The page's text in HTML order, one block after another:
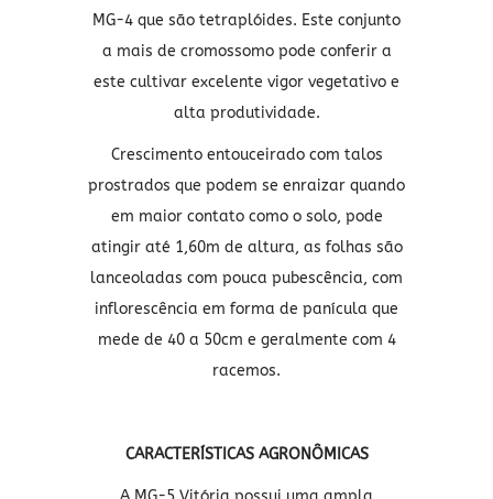
MG-4 que são tetraplóides. Este conjunto
a mais de cromossomo pode conferir a
este cultivar excelente vigor vegetativo e
alta produtividade.
Crescimento entouceirado com talos
prostrados que podem se enraizar quando
em maior contato como o solo, pode
atingir até 1,60m de altura, as folhas são
lanceoladas com pouca pubescência, com
inflorescência em forma de panícula que
mede de 40 a 50cm e geralmente com 4
racemos.
CARACTERÍSTICAS AGRONÔMICAS